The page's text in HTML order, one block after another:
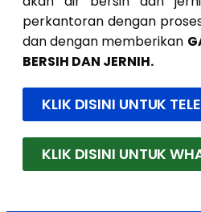
perkantoran dengan
dan dengan memberikan
BERSIH DAN JERNIH.
KLIK DISINI UNTUK
KLIK DISINI UNTUK